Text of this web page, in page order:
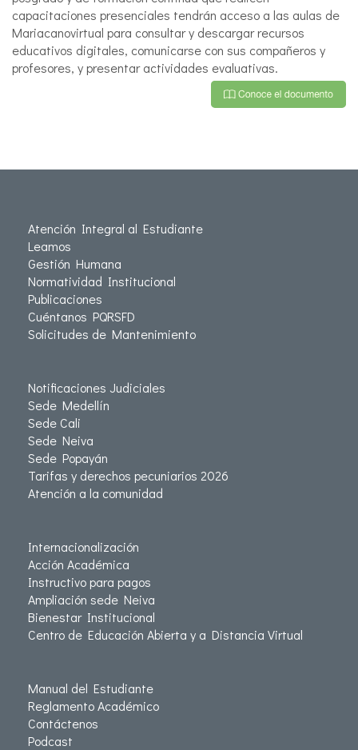
capacitaciones presenciales tendrán acceso a las aulas de
Mariacanovirtual para consultar y descargar recursos
educativos digitales, comunicarse con sus compañeros y
profesores, y presentar actividades evaluativas.
Atención Integral al Estudiante
Leamos
Gestión Humana
Normatividad Institucional
Publicaciones
Cuéntanos PQRSFD
Solicitudes de Mantenimiento
Notificaciones Judiciales
Sede Medellín
Sede Cali
Sede Neiva
Sede Popayán
Tarifas y derechos pecuniarios 2026
Atención a la comunidad
Internacionalización
Acción Académica
Instructivo para pagos
Ampliación sede Neiva
Bienestar Institucional
Centro de Educación Abierta y a Distancia Virtual
Manual del Estudiante
Reglamento Académico
Contáctenos
Podcast